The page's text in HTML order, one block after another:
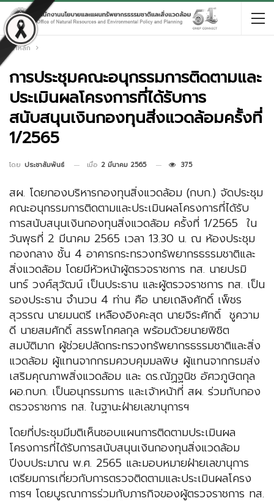
หน้าหลัก
การประชุมคณะอนุกรรมการติดตามและ
ประเมินผลโครงการที่ได้รับการ
สนับสนุนเงินกองทุนสิ่งแวดล้อมครั้งที่
1/2565
โดย ประชาสัมพันธ์ เมื่อ 2 มีนาคม 2565 375
สผ. โดยกองบริหารกองทุนสิ่งแวดล้อม (กบก.) จัดประชุม
คณะอนุกรรมการติดตามและประเมินผลโครงการที่ได้รับ
การสนับสนุนเงินกองทุนสิ่งแวดล้อม ครั้งที่ 1/2565 ใน
วันพุธที่ 2 มีนาคม 2565 เวลา 13.30 น. ณ ห้องประชุม
กองกลาง ชั้น 4 อาคารกระทรวงทรัพยากรธรรมชาติและ
สิ่งแวดล้อม โดยมีหัวหน้าผู้ตรวจราชการ ทส. นายปรมิ
นทร์ วงศ์สุวัฒน์ เป็นประธาน และผู้ตรวจราชการ ทส. เป็น
รองประธาน จำนวน 4 ท่าน คือ นายเถลิงศักดิ์ เพ็ชร
สุวรรณ นายมนตรี เหลืองอิงคะสุต นายจิระศักดิ์ ชูความ
ดี นายสมศักดิ์ สรรพโกศลกุล พร้อมด้วยนายพิชิต
สมบัติมาก ผู้ช่วยปลัดกระทรวงทรัพยากรธรรมชาติและสิ่ง
แวดล้อม ผู้แทนจากกรมควบคุมมลพิษ ผู้แทนจากกรมส่ง
เสริมคุณภาพสิ่งแวดล้อม และ ดร.ณัฏฐนิช อัศวภูษิตกุล
ผอ.กบก. เป็นอนุกรรมการ และเจ้าหน้าที่ สผ. ร่วมกับกอง
ตรวจราชการ ทส. ในฐานะฝ่ายเลขานุการฯ
โดยที่ประชุมมีมติเห็นชอบแผนการติดตามประเมินผล
โครงการที่ได้รับการสนับสนุนเงินกองทุนสิ่งแวดล้อม
ปีงบประมาณ พ.ศ. 2565 และมอบหมายฝ่ายเลขานุการ
เตรียมการเกี่ยวกับการตรวจติดตามและประเมินผลโครง
การฯ โดยบูรณาการร่วมกับภารกิจของผู้ตรวจราชการ ทส.